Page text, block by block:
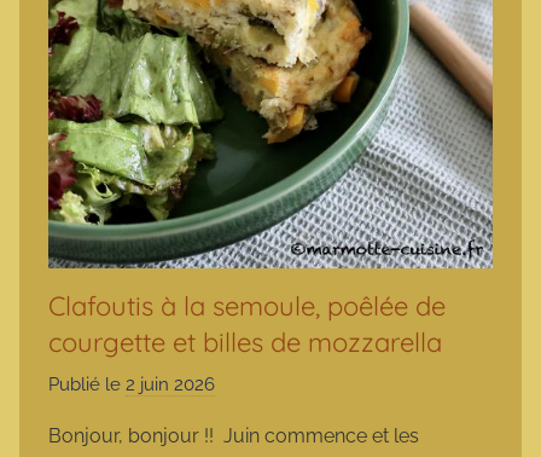
Clafoutis à la semoule, poêlée de
courgette et billes de mozzarella
Publié le 2 juin 2026
Bonjour, bonjour !! Juin commence et les